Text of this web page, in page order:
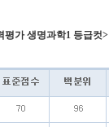
평가 생명과학1 등급컷>